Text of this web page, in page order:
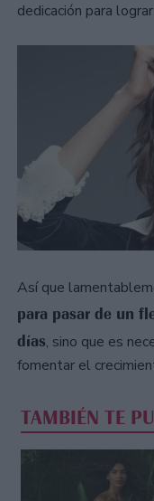
dedicación para
Así que
para pasar de un
días, sino que es
fomentar el
TAMBIÉN TE